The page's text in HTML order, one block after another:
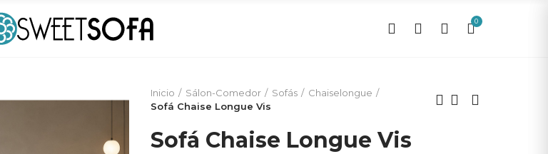
0
Inicio Sálon-Comedor Sofás
Chaiselongue
Sofá Chaise Longue Vis
Sofá Chaise Longue Vis